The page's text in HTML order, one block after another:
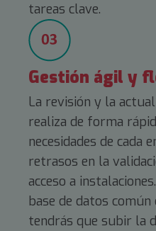
tareas clave.
Gestión ágil y
La revisión y la
realiza de forma
necesidades de cada
retrasos en la
acceso a
base de datos
tendrás que subir la